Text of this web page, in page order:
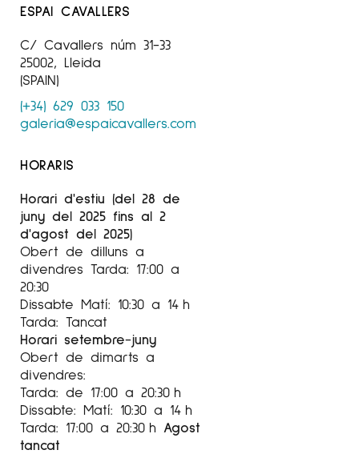
ESPAI CAVALLERS
C/ Cavallers núm 31-33
25002, Lleida
(SPAIN)
(+34) 629 033 150
galeria@espaicavallers.com
HORARIS
Horari d'estiu (del 28 de
juny del 2025 fins al 2
d'agost del 2025)
Obert de dilluns a
divendres Tarda: 17:00 a
20:30
Dissabte Matí: 10:30 a 14 h
Tarda: Tancat
Horari setembre-juny
Obert de dimarts a
divendres:
Tarda: de 17:00 a 20:30 h
Dissabte: Matí: 10:30 a 14 h
Tarda: 17:00 a 20:30 h Agost
tancat